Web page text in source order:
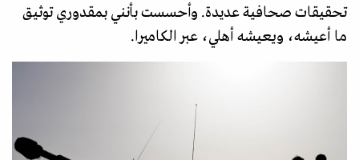
تحقيقات صحافية عديدة. وأحسست بأنني بمقدوري توثيق
ما أعيشه، ويعيشه أهلي، عبر الكاميرا.